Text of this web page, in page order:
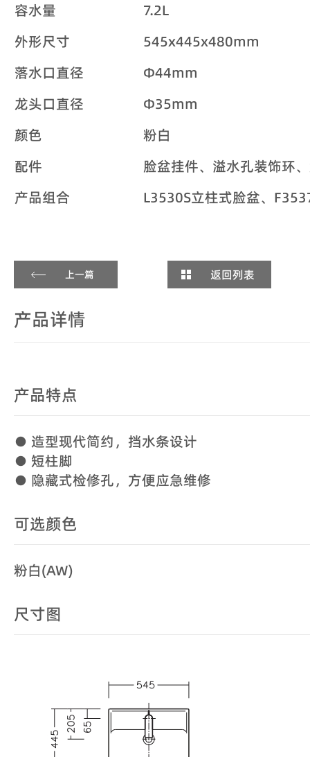
容水量
7.2L
外形尺寸
545x445x480mm
落水口直径
Φ44mm
龙头口直径
Φ35mm
颜色
粉白
配件
脸盆挂件、溢水孔装饰环
产品组合
L3530S立柱式脸盆、
上一篇 返回列表
产品详情
产品特点
● 造型现代简约，挡水条设计
● 短柱脚
● 隐藏式检修孔，方便应急维修
可选颜色
粉白(AW)
尺寸图